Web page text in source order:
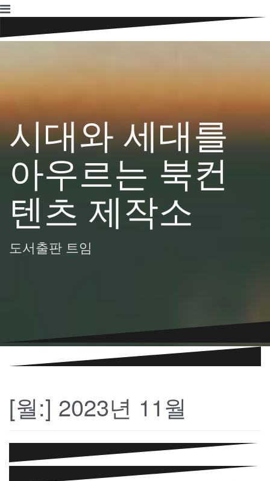
Skip
content
시대와 세대를
아우르는 북컨
텐츠 제작소
도서출판 트임
[월:] 2023년 11월